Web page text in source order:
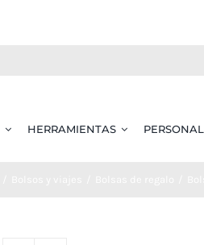
HERRAMIENTAS PERSONAL